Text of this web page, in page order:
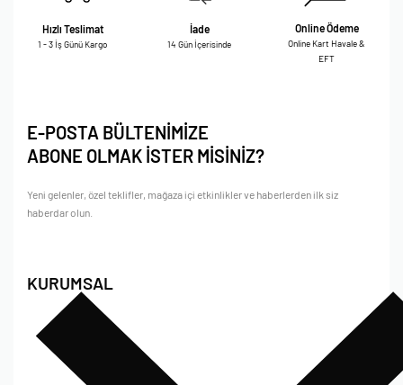
Hızlı Teslimat
1 - 3 İş Günü Kargo
İade
14 Gün İçerisinde
Online Ödeme
Online Kart Havale &
EFT
KURUMSAL
E-POSTA BÜLTENİMİZE
ABONE OLMAK İSTER MİSİNİZ?
Yeni gelenler, özel teklifler, mağaza içi etkinlikler ve haberlerden ilk siz
haberdar olun.